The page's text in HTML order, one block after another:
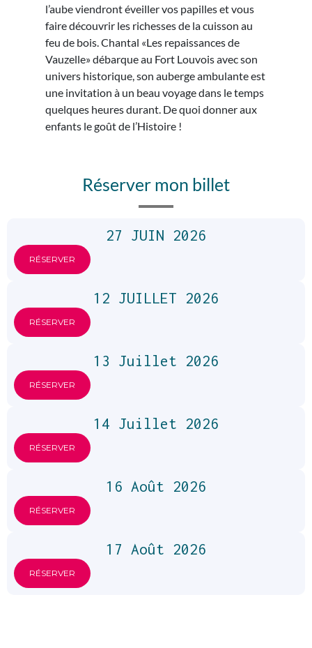
l’aube viendront éveiller vos papilles et vous
faire découvrir les richesses de la cuisson au
feu de bois. Chantal «Les repaissances de
Vauzelle» débarque au Fort Louvois avec son
univers historique, son auberge ambulante est
une invitation à un beau voyage dans le temps
quelques heures durant. De quoi donner aux
enfants le goût de l’Histoire !
Réserver mon billet
27 JUIN 2026
RÉSERVER
12 JUILLET 2026
RÉSERVER
13 Juillet 2026
RÉSERVER
14 Juillet 2026
RÉSERVER
16 Août 2026
RÉSERVER
17 Août 2026
RÉSERVER